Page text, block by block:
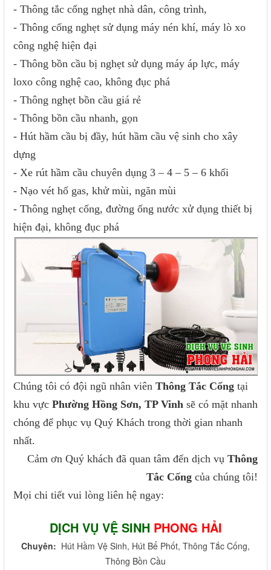
- Thông tắc cống nghẹt nhà dân, công trình,
- Thông cống nghẹt sử dụng máy nén khí, máy lò xo
công nghệ hiện đại
- Thông bồn cầu bị nghẹt sử dụng máy áp lực, máy
loxo công nghệ cao, không đục phá
- Thông nghẹt bồn cầu giá rẻ
- Thông bồn cầu nhanh, gọn
- Hút hầm cầu bị đầy, hút hầm cầu vệ sinh cho xây
dựng
- Xe rút hầm cầu chuyên dụng 3 – 4 – 5 – 6 khối
- Nạo vét hố gas, khử mùi, ngăn mùi
- Thông nghẹt cống, đường ống nước xử dụng thiết bị
hiện đại, không đục phá
Chúng tôi có đội ngũ nhân viên Thông Tắc Cống tại
khu vực Phường Hồng Sơn, TP Vinh sẽ có mặt nhanh
chóng để phục vụ Quý Khách trong thời gian nhanh
nhất.
Cảm ơn Quý khách đã quan tâm đến dịch vụ Thông
Tắc Cống của chúng tôi!
Mọi chi tiết vui lòng liên hệ ngay:
DỊCH VỤ VỆ SINH PHONG HẢI
Chuyên: Hút Hầm Vệ Sinh, Hút Bể Phốt, Thông Tắc Cống,
Thông Bồn Cầu